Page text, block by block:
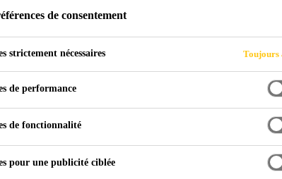
spécifiquement conçu pour fixer les piquets et les
dans le trou, d’ajouter de l’eau et d’agiter avec un
POST a un temps de prise de quelques minutes et,
Voir plus
Malaxage directement dans le trou
Prise rapide
de consentement
strictement nécessaires Toujours
de performance
de fonctionnalité
pour une publicité ciblée